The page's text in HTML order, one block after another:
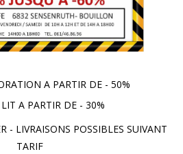
A PARTIR DE - 50%
A PARTIR DE - 30%
- LIVRAISONS POSSIBLES SUIVANT
TARIF